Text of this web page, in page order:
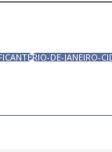
RIO-DE-JANEIRO-